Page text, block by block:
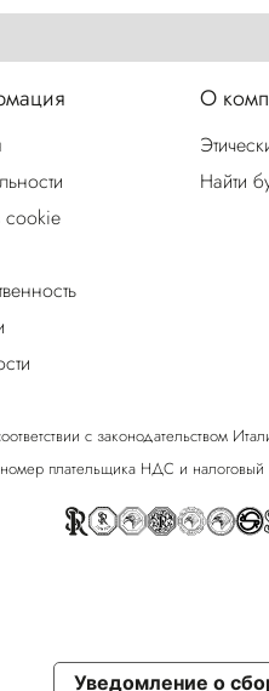
cookie
О
Найти
с законодательством
плательщика НДС и
Уведомление о